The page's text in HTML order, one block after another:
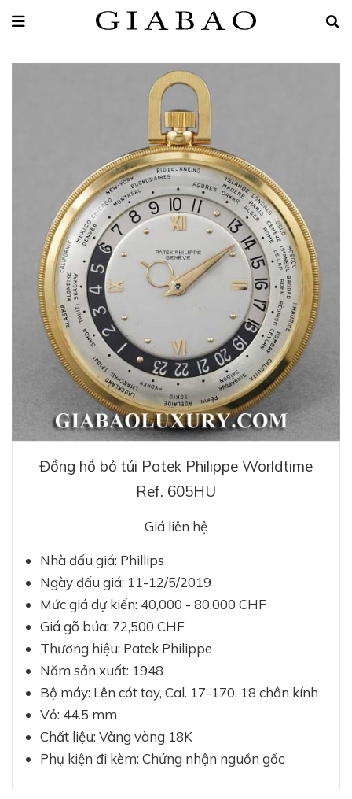
Đồng hồ bỏ túi Patek Philippe Worldtime
Ref. 605HU
Giá liên hệ
Nhà đấu giá: Phillips
Ngày đấu giá: 11-12/5/2019
Mức giá dự kiến: 40,000 - 80,000 CHF
Giá gõ búa: 72,500 CHF
Thương hiệu: Patek Philippe
Năm sản xuất: 1948
Bộ máy: Lên cót tay, Cal. 17-170, 18 chân kính
Vỏ: 44.5 mm
Chất liệu: Vàng vàng 18K
Phụ kiện đi kèm: Chứng nhận nguồn gốc